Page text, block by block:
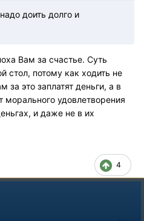
доить долго и
Вам за счастье. Суть
стол, потому как ходить не
за это заплатят деньги, а в
морального удовлетворения
и даже не в их
4